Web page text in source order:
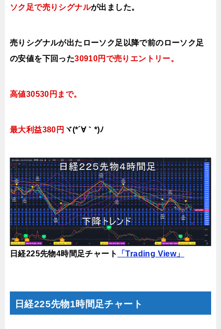
ソク足で売り シグナルが出ました。
売りシグナルが出たローソク足以降で前の ローソク足
の安値を下回った30910円で売りエントリー。
高値30530円まで。
最大利益380円 ヾ(*´∀｀*)ﾉ
日経225先物4時間足チャート 「Trading View」
日経225先物1時間足チャート